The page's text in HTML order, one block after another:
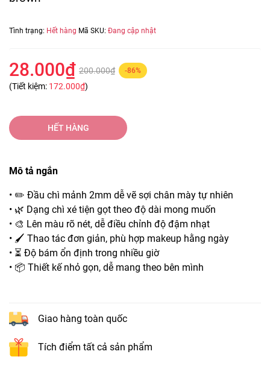
Tình trạng: Hết hàng Mã SKU: Đang cập nhật
28.000₫ 200.000₫ -86%
(Tiết kiệm: 172.000₫)
HẾT HÀNG
Mô tả ngắn
• ✏️ Đầu chì mảnh 2mm dễ vẽ sợi chân mày tự nhiên
• 🌿 Dạng chì xé tiện gọt theo độ dài mong muốn
• 🎨 Lên màu rõ nét, dễ điều chỉnh độ đậm nhạt
• 🖌️ Thao tác đơn giản, phù hợp makeup hằng ngày
• ⏳ Độ bám ổn định trong nhiều giờ
• 📦 Thiết kế nhỏ gọn, dễ mang theo bên mình
Giao hàng toàn quốc
Tích điểm tất cả sản phẩm